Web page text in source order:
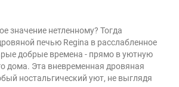
значение нетленному? Тогда
печью Regina в расслабленное
добрые времена - прямо в уютную
дома. Эта вневременная дровяная
ностальгический уют, не выглядя